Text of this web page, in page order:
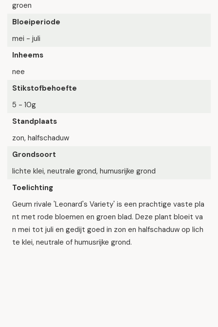
groen
Bloeiperiode
mei - juli
Inheems
nee
Stikstofbehoefte
5 - 10g
Standplaats
zon, halfschaduw
Grondsoort
lichte klei, neutrale grond, humusrijke grond
Toelichting
Geum rivale 'Leonard's Variety' is een prachtige vaste pla
nt met rode bloemen en groen blad. Deze plant bloeit va
n mei tot juli en gedijt goed in zon en halfschaduw op lich
te klei, neutrale of humusrijke grond.